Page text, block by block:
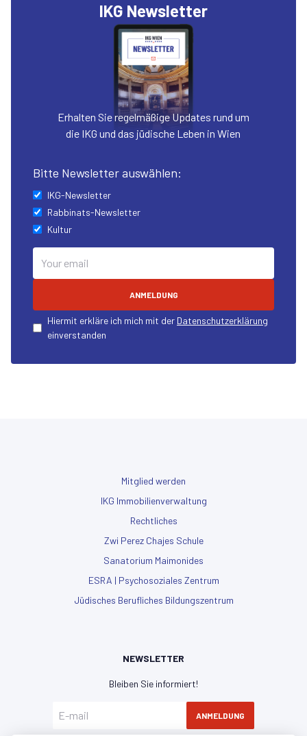
IKG Newsletter
Erhalten Sie regelmäßige Updates rund um
die IKG und das jüdische Leben in Wien
Bitte Newsletter auswählen:
IKG-Newsletter
Rabbinats-Newsletter
Kultur
ANMELDUNG
Hiermit erkläre ich mich mit der Datenschutzerklärung
einverstanden
Mitglied werden
IKG Immobilienverwaltung
Rechtliches
Zwi Perez Chajes Schule
Sanatorium Maimonides
ESRA | Psychosoziales Zentrum
Jüdisches Berufliches Bildungszentrum
NEWSLETTER
Bleiben Sie informiert!
ANMELDUNG